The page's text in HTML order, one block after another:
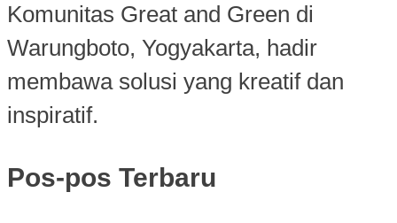
Komunitas Great and Green di
Warungboto, Yogyakarta, hadir
membawa solusi yang kreatif dan
inspiratif.
Pos-pos Terbaru